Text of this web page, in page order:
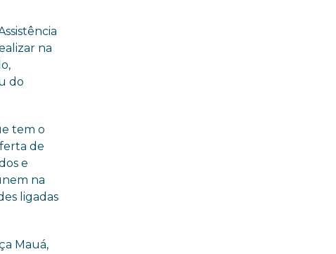
na
do
tem o
de
e
na
ligadas
Mauá,